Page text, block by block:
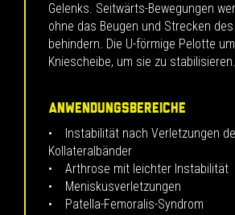
Gelenks. Seitwärts-Bewegungen
ohne das Beugen und Strecken
behindern. Die U-förmige Pelotte
Kniescheibe, um sie zu stabilisieren.
ANWENDUNGSBEREICHE
• Instabilität nach Verletzungen
Kollateralbänder
• Arthrose mit leichter Instabilität
• Meniskusverletzungen
• Patella-Femoralis-Syndrom